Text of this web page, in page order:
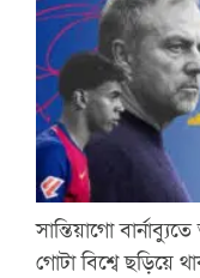
সান্তিয়াগো
গোটা বিশ্বে ছড়িয়ে